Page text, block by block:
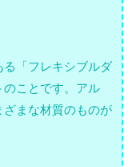
「フレキシブルダ
のことです。アル
ざまな材質のものが